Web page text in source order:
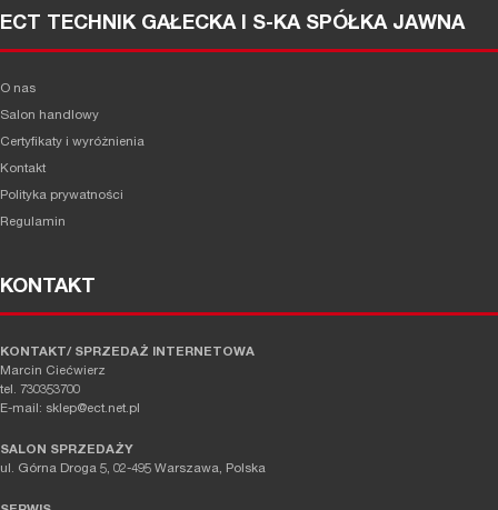
ECT TECHNIK GAŁECKA I S-KA SPÓŁKA JAWNA
O nas
Salon handlowy
Certyfikaty i wyróżnienia
Kontakt
Polityka prywatności
Regulamin
KONTAKT
KONTAKT/ SPRZEDAŻ INTERNETOWA
Marcin Ciećwierz
tel. 730353700
E-mail: sklep@ect.net.pl
SALON SPRZEDAŻY
ul. Górna Droga 5, 02-495 Warszawa, Polska